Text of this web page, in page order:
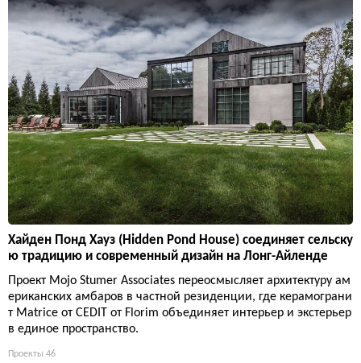
Хайден Понд Хауз (Hidden Pond House) соединяет сельску
ю традицию и современный дизайн на Лонг-Айленде
Проект Mojo Stumer Associates переосмысляет архитектуру ам
ериканских амбаров в частной резиденции, где керамограни
т Matrice от CEDIT от Florim объединяет интерьер и экстерьер
в единое пространство.
Проекты 46